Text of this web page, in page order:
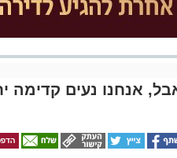
אנחנו נעים קדימה